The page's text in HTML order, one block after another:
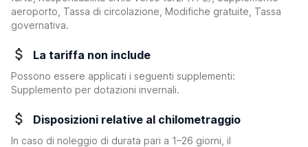
aeroporto, Tassa di circolazione, Modifiche gratuite, Tassa
governativa.
La tariffa non include
Possono essere applicati i seguenti supplementi:
Supplemento per dotazioni invernali.
Disposizioni relative al chilometraggio
In caso di noleggio di durata pari a 1–26 giorni, il